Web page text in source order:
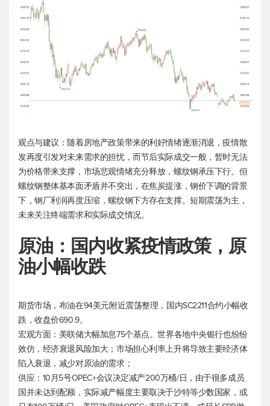
观点与建议：随着房地产政策带来的利好情绪逐渐消退，疫情散
发再度引发对未来需求的担忧，而节后实际成交一般，暂时无法
为价格带来支撑，市场悲观情绪充分释放，螺纹钢承压下行。但
螺纹钢整体基本面矛盾并不突出，在焦炭提涨，钢价下调的背景
下，钢厂利润再度压缩，螺纹钢下方存在支撑。短期震荡为主，
未来关注终端需求和实际成交情况。
原油：国内收紧疫情政策，原
油小幅收跌
期货市场，布油在94美元附近震荡整理，国内SC2211合约小幅收
跌，收盘价690.9。
宏观方面：美联储大幅加息75个基点。世界各地中央银行也纷纷
效仿，经济衰退风险加大；市场担心利率上升将导致主要经济体
陷入衰退，减少对原油的需求；
供应：10月5号OPEC+会议决定减产200万桶/日，由于很多成员
国并未达到配额，实际减产幅度主要取决于沙特等少数国家，或